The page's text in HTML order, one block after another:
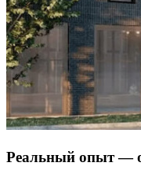
Реальный опыт —